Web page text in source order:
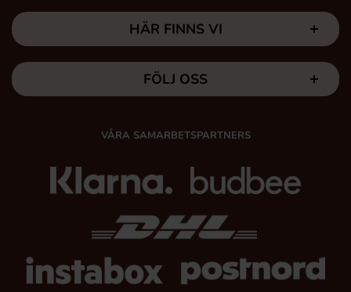
HÄR FINNS VI
FÖLJ OSS
VÅRA SAMARBETSPARTNERS